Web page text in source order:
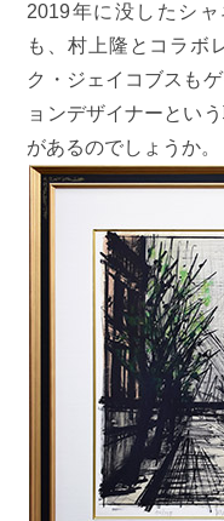
2019年に没したシ
も、村上隆とコラボ
ク・ジェイコブスも
ョンデザイナーとい
があるのでしょうか。